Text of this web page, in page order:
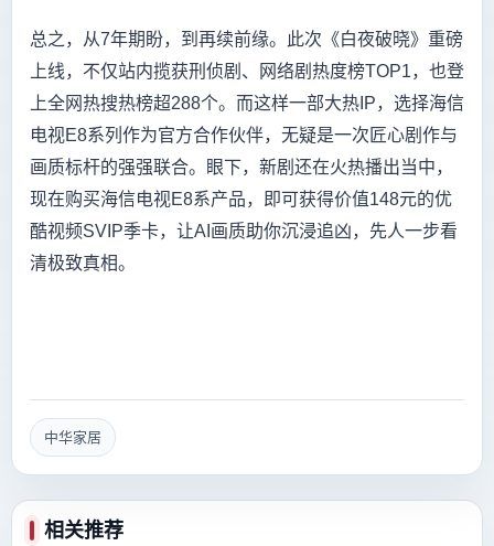
总之，从7年期盼，到再续前缘。此次《白夜破晓》重磅
上线，不仅站内揽获刑侦剧、网络剧热度榜TOP1，也登
上全网热搜热榜超288个。而这样一部大热IP，选择海信
电视E8系列作为官方合作伙伴，无疑是一次匠心剧作与
画质标杆的强强联合。眼下，新剧还在火热播出当中，
现在购买海信电视E8系产品，即可获得价值148元的优
酷视频SVIP季卡，让AI画质助你沉浸追凶，先人一步看
清极致真相。
中华家居
相关推荐